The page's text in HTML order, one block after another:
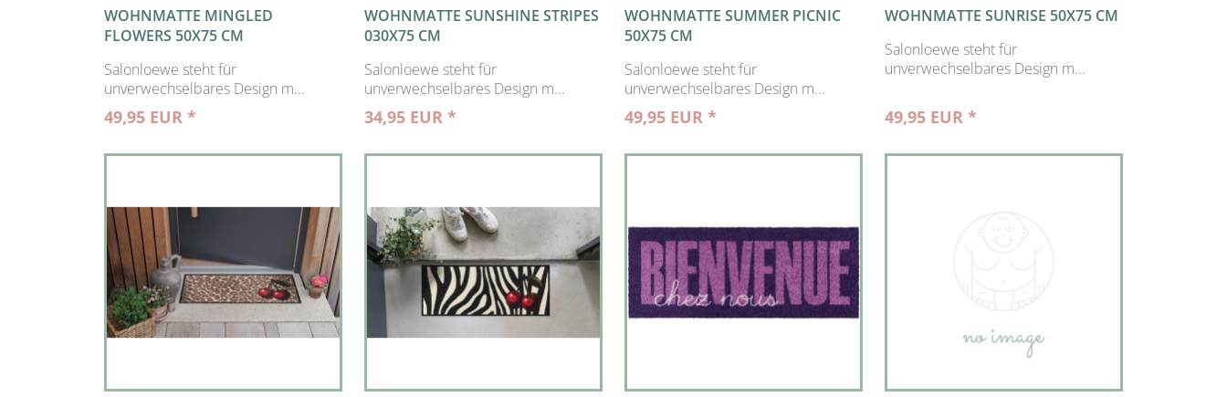
WOHNMATTE MINGLED
FLOWERS 50X75 CM
Salonloewe steht für
unverwechselbares Design m...
49,95 EUR *
WOHNMATTE SUNSHINE STRIPES
030X75 CM
Salonloewe steht für
unverwechselbares Design m...
34,95 EUR *
WOHNMATTE SUMMER PICNIC
50X75 CM
Salonloewe steht für
unverwechselbares Design m...
49,95 EUR *
WOHNMATTE SUNRISE 50X75 CM
Salonloewe steht für
unverwechselbares Design m...
49,95 EUR *